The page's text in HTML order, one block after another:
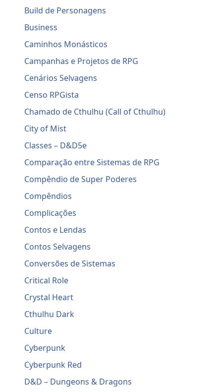
Build de Personagens
Business
Caminhos Monásticos
Campanhas e Projetos de RPG
Cenários Selvagens
Censo RPGista
Chamado de Cthulhu (Call of Cthulhu)
City of Mist
Classes – D&D5e
Comparação entre Sistemas de RPG
Compêndio de Super Poderes
Compêndios
Complicações
Contos e Lendas
Contos Selvagens
Conversões de Sistemas
Critical Role
Crystal Heart
Cthulhu Dark
Culture
Cyberpunk
Cyberpunk Red
D&D – Dungeons & Dragons